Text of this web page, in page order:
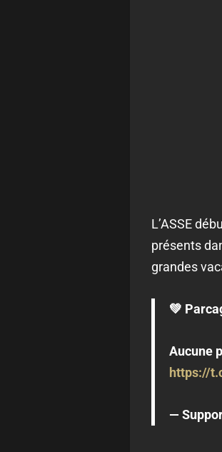
L’ASSE
présents
grandes
💚
Aucune
https://
—